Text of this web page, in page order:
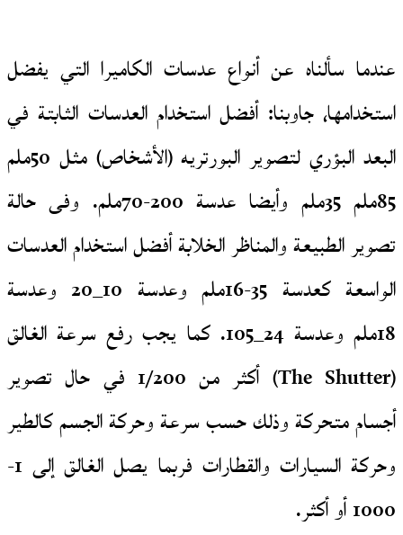
عندما سألناه عن أنواع عدسات الكاميرا التي يفضل
استخدامها، جاوبنا: أفضل استخدام العدسات الثابتة في
البعد البؤري لتصوير البورتريه (الأشخاص) مثل 50ملم
85ملم 35ملم وأيضا عدسة 200-70ملم. وفى حالة
تصوير الطبيعة والمناظر الخلابة أفضل استخدام العدسات
الواسعة كعدسة 35-16ملم وعدسة 10_20 وعدسة
18ملم وعدسة 24_105. كما يجب رفع سرعة الغالق
(The Shutter) أكثر من 1/200 في حال تصوير
أجسام متحركة وذلك حسب سرعة وحركة الجسم كالطير
وحركة السيارات والقطارات فربما يصل الغالق إلى 1-
1000 أو أكثر.